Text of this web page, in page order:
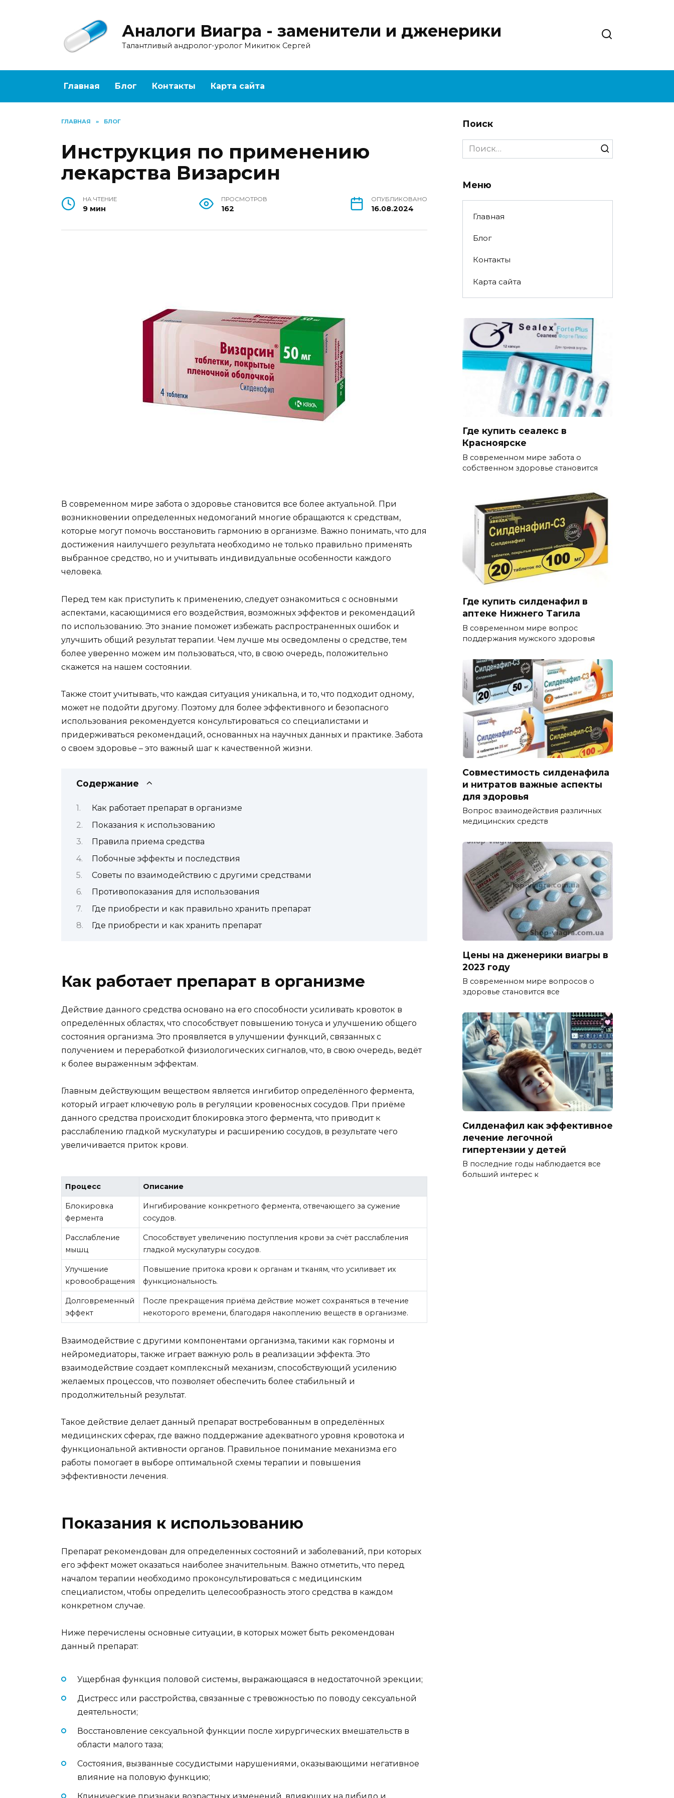
Аналоги Виагра - заменители и дженерики
Талантливый андролог-уролог Микитюк Сергей
Главная Блог Контакты Карта сайта
ГЛАВНАЯ » БЛОГ
Инструкция по применению
лекарства Визарсин
НА ЧТЕНИЕ
9 мин
ПРОСМОТРОВ
162
ОПУБЛИКОВАНО
16.08.2024
В современном мире забота о здоровье становится все более актуальной. При
возникновении определенных недомоганий многие обращаются к средствам,
которые могут помочь восстановить гармонию в организме. Важно понимать, что для
достижения наилучшего результата необходимо не только правильно применять
выбранное средство, но и учитывать индивидуальные особенности каждого
человека.
Перед тем как приступить к применению, следует ознакомиться с основными
аспектами, касающимися его воздействия, возможных эффектов и рекомендаций
по использованию. Это знание поможет избежать распространенных ошибок и
улучшить общий результат терапии. Чем лучше мы осведомлены о средстве, тем
более уверенно можем им пользоваться, что, в свою очередь, положительно
скажется на нашем состоянии.
Также стоит учитывать, что каждая ситуация уникальна, и то, что подходит одному,
может не подойти другому. Поэтому для более эффективного и безопасного
использования рекомендуется консультироваться со специалистами и
придерживаться рекомендаций, основанных на научных данных и практике. Забота
о своем здоровье – это важный шаг к качественной жизни.
Содержание
Как работает препарат в организме
Показания к использованию
Правила приема средства
Побочные эффекты и последствия
Советы по взаимодействию с другими средствами
Противопоказания для использования
Где приобрести и как правильно хранить препарат
Где приобрести и как хранить препарат
Как работает препарат в организме
Действие данного средства основано на его способности усиливать кровоток в
определённых областях, что способствует повышению тонуса и улучшению общего
состояния организма. Это проявляется в улучшении функций, связанных с
получением и переработкой физиологических сигналов, что, в свою очередь, ведёт
к более выраженным эффектам.
Главным действующим веществом является ингибитор определённого фермента,
который играет ключевую роль в регуляции кровеносных сосудов. При приёме
данного средства происходит блокировка этого фермента, что приводит к
расслаблению гладкой мускулатуры и расширению сосудов, в результате чего
увеличивается приток крови.
Процесс Описание
Блокировка
фермента
Ингибирование конкретного фермента, отвечающего за сужение
сосудов.
Расслабление
мышц
Способствует увеличению поступления крови за счёт расслабления
гладкой мускулатуры сосудов.
Улучшение
кровообращения
Повышение притока крови к органам и тканям, что усиливает их
функциональность.
Долговременный
эффект
После прекращения приёма действие может сохраняться в течение
некоторого времени, благодаря накоплению веществ в организме.
Взаимодействие с другими компонентами организма, такими как гормоны и
нейромедиаторы, также играет важную роль в реализации эффекта. Это
взаимодействие создает комплексный механизм, способствующий усилению
желаемых процессов, что позволяет обеспечить более стабильный и
продолжительный результат.
Такое действие делает данный препарат востребованным в определённых
медицинских сферах, где важно поддержание адекватного уровня кровотока и
функциональной активности органов. Правильное понимание механизма его
работы помогает в выборе оптимальной схемы терапии и повышения
эффективности лечения.
Показания к использованию
Препарат рекомендован для определенных состояний и заболеваний, при которых
его эффект может оказаться наиболее значительным. Важно отметить, что перед
началом терапии необходимо проконсультироваться с медицинским
специалистом, чтобы определить целесообразность этого средства в каждом
конкретном случае.
Ниже перечислены основные ситуации, в которых может быть рекомендован
данный препарат:
Ущербная функция половой системы, выражающаяся в недостаточной эрекции;
Дистресс или расстройства, связанные с тревожностью по поводу сексуальной
деятельности;
Восстановление сексуальной функции после хирургических вмешательств в
области малого таза;
Состояния, вызванные сосудистыми нарушениями, оказывающими негативное
влияние на половую функцию;
Поиск
Search
for:
Меню
Главная
Блог
Контакты
Карта сайта
Где купить сеалекс в
Красноярске
В современном мире забота о
собственном здоровье становится
Где купить силденафил в
аптеке Нижнего Тагила
В современном мире вопрос
поддержания мужского здоровья
Совместимость силденафила
и нитратов важные аспекты
для здоровья
Вопрос взаимодействия различных
медицинских средств
Цены на дженерики виагры в
2023 году
В современном мире вопросов о
здоровье становится все
Силденафил как эффективное
лечение легочной
гипертензии у детей
В последние годы наблюдается все
больший интерес к